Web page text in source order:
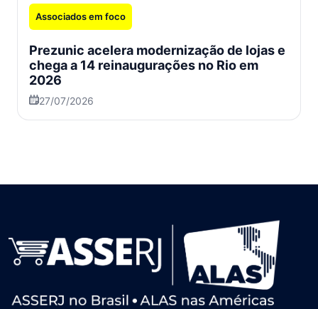
Associados em foco
Prezunic acelera modernização de lojas e
chega a 14 reinaugurações no Rio em
2026
27/07/2026